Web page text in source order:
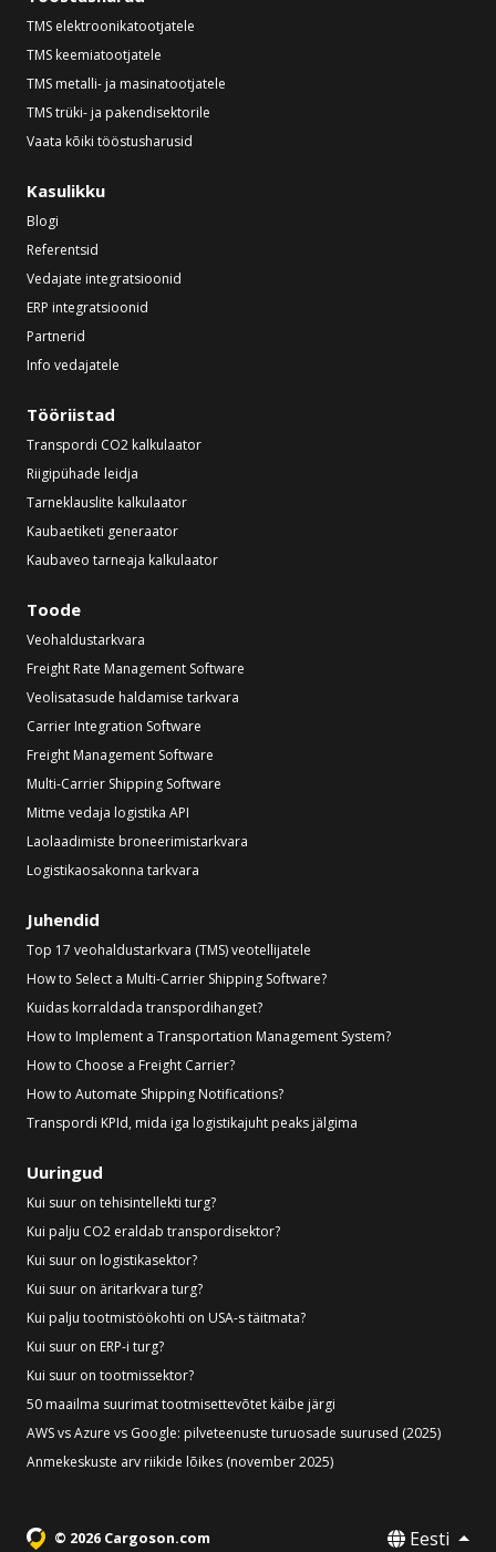
TMS elektroonikatootjatele
TMS keemiatootjatele
TMS metalli- ja masinatootjatele
TMS trüki- ja pakendisektorile
Vaata kõiki tööstusharusid
Kasulikku
Blogi
Referentsid
Vedajate integratsioonid
ERP integratsioonid
Partnerid
Info vedajatele
Tööriistad
Transpordi CO2 kalkulaator
Riigipühade leidja
Tarneklauslite kalkulaator
Kaubaetiketi generaator
Kaubaveo tarneaja kalkulaator
Toode
Veohaldustarkvara
Freight Rate Management Software
Veolisatasude haldamise tarkvara
Carrier Integration Software
Freight Management Software
Multi-Carrier Shipping Software
Mitme vedaja logistika API
Laolaadimiste broneerimistarkvara
Logistikaosakonna tarkvara
Juhendid
Top 17 veohaldustarkvara (TMS) veotellijatele
How to Select a Multi-Carrier Shipping Software?
Kuidas korraldada transpordihanget?
How to Implement a Transportation Management System?
How to Choose a Freight Carrier?
How to Automate Shipping Notifications?
Transpordi KPId, mida iga logistikajuht peaks jälgima
Uuringud
Kui suur on tehisintellekti turg?
Kui palju CO2 eraldab transpordisektor?
Kui suur on logistikasektor?
Kui suur on äritarkvara turg?
Kui palju tootmistöökohti on USA-s täitmata?
Kui suur on ERP-i turg?
Kui suur on tootmissektor?
50 maailma suurimat tootmisettevõtet käibe järgi
AWS vs Azure vs Google: pilveteenuste turuosade suurused (2025)
Anmekeskuste arv riikide lõikes (november 2025)
© 2026 Cargoson.com Eesti